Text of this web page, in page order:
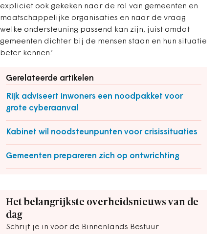
expliciet ook gekeken naar de rol van gemeenten en
maatschappelijke organisaties en naar de vraag
welke ondersteuning passend kan zijn, juist omdat
gemeenten dichter bij de mensen staan en hun situatie
beter kennen.’
Gerelateerde artikelen
Rijk adviseert inwoners een noodpakket voor
grote cyberaanval
Kabinet wil noodsteunpunten voor crisissituaties
Gemeenten prepareren zich op ontwrichting
Het belangrijkste overheidsnieuws van de
dag
Schrijf je in voor de Binnenlands Bestuur